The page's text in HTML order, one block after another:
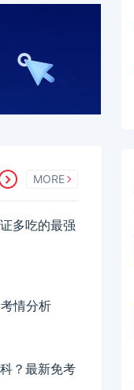
MORE
多吃的最强
情分析
？最新免考
通过